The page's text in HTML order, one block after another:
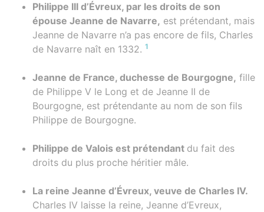
Philippe III d’Évreux, par les droits de son
épouse Jeanne de Navarre, est prétendant, mais
Jeanne de Navarre n’a pas encore de fils, Charles
de Navarre naît en 1332. 1
Jeanne de France, duchesse de Bourgogne, fille
de Philippe V le Long et de Jeanne II de
Bourgogne, est prétendante au nom de son fils
Philippe de Bourgogne.
Philippe de Valois est prétendant du fait des
droits du plus proche héritier mâle.
La reine Jeanne d’Évreux, veuve de Charles IV.
Charles IV laisse la reine, Jeanne d’Evreux,